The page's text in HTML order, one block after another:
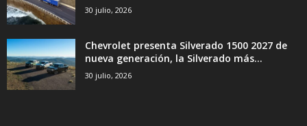
30 julio, 2026
Chevrolet presenta Silverado 1500 2027 de
nueva generación, la Silverado más...
30 julio, 2026